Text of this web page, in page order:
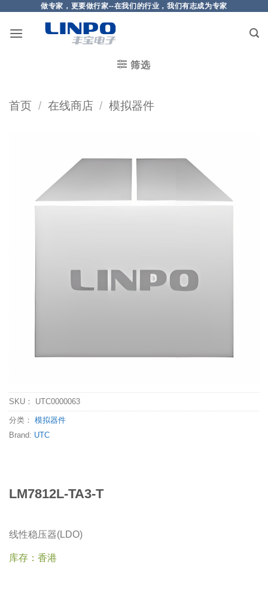
做专家，更要做行家--在我们的行业，我们有志成为专家
筛选
首页 / 在线商店 / 模拟器件
SKU： UTC0000063
分类： 模拟器件
Brand: UTC
LM7812L-TA3-T
线性稳压器(LDO)
库存：香港